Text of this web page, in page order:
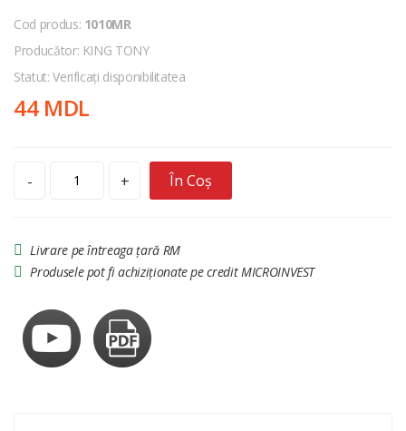
Cod produs: 1010MR
Producător: KING TONY
Statut: Verificați disponibilitatea
44 MDL
- + În Coș
Livrare pe întreaga țară RM
Produsele pot fi achiziționate pe credit MICROINVEST